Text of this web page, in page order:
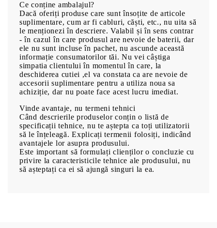
Ce conține ambalajul?
Dacă oferiți produse care sunt însoțite de articole
suplimentare, cum ar fi cabluri, căști, etc., nu uita să
le menționezi în descriere. Valabil și în sens contrar
- în cazul în care produsul are nevoie de baterii, dar
ele nu sunt incluse în pachet, nu ascunde această
informație consumatorilor tăi. Nu vei câștiga
simpatia clientului în momentul în care, la
deschiderea cutiei ,el va constata ca are nevoie de
accesorii suplimentare pentru a utiliza noua sa
achiziție, dar nu poate face acest lucru imediat.
Vinde avantaje, nu termeni tehnici
Când descrierile produselor conțin o listă de
specificații tehnice, nu te aștepta ca toți utilizatorii
să le înțeleagă. Explicați termenii folosiți, indicând
avantajele lor asupra produsului.
Este important să formulați clienților o concluzie cu
privire la caracteristicile tehnice ale produsului, nu
să așteptați ca ei să ajungă singuri la ea.